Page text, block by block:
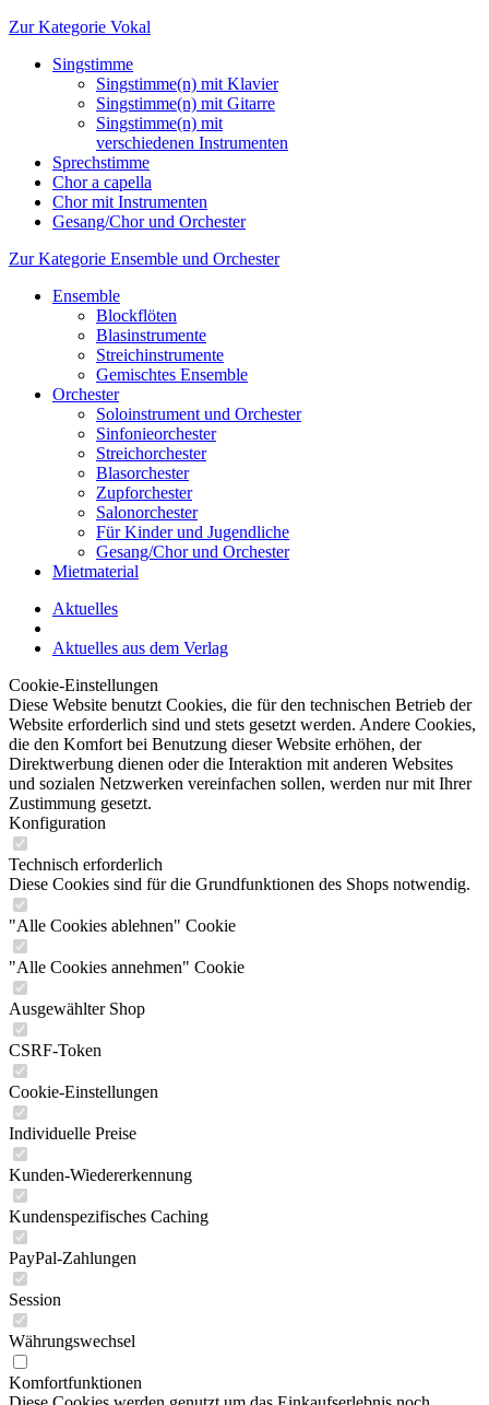
Zur Kategorie Vokal
Singstimme
Singstimme(n) mit Klavier
Singstimme(n) mit Gitarre
Singstimme(n) mit
verschiedenen Instrumenten
Sprechstimme
Chor a capella
Chor mit Instrumenten
Gesang/Chor und Orchester
Zur Kategorie Ensemble und Orchester
Ensemble
Blockflöten
Blasinstrumente
Streichinstrumente
Gemischtes Ensemble
Orchester
Soloinstrument und Orchester
Sinfonieorchester
Streichorchester
Blasorchester
Zupforchester
Salonorchester
Für Kinder und Jugendliche
Gesang/Chor und Orchester
Mietmaterial
Aktuelles
Aktuelles aus dem Verlag
Cookie-Einstellungen
Diese Website benutzt Cookies, die für den technischen Betrieb der
Website erforderlich sind und stets gesetzt werden. Andere Cookies,
die den Komfort bei Benutzung dieser Website erhöhen, der
Direktwerbung dienen oder die Interaktion mit anderen Websites
und sozialen Netzwerken vereinfachen sollen, werden nur mit Ihrer
Zustimmung gesetzt.
Konfiguration
Technisch erforderlich
Diese Cookies sind für die Grundfunktionen des Shops notwendig.
"Alle Cookies ablehnen" Cookie
"Alle Cookies annehmen" Cookie
Ausgewählter Shop
CSRF-Token
Cookie-Einstellungen
Individuelle Preise
Kunden-Wiedererkennung
Kundenspezifisches Caching
PayPal-Zahlungen
Session
Währungswechsel
Komfortfunktionen